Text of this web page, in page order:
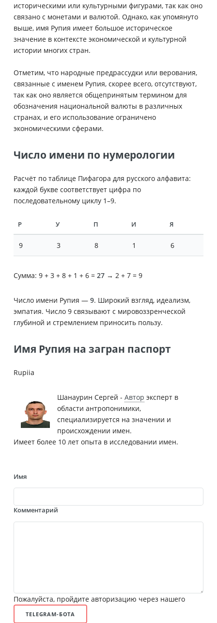
историческими или культурными фигурами, так как оно
связано с монетами и валютой. Однако, как упомянуто
выше, имя Рупия имеет большое историческое
значение в контексте экономической и культурной
истории многих стран.
Отметим, что народные предрассудки или верования,
связанные с именем Рупия, скорее всего, отсутствуют,
так как оно является общепринятым термином для
обозначения национальной валюты в различных
странах, и его использование ограничено
экономическими сферами.
Число имени по нумерологии
Расчёт по таблице Пифагора для русского алфавита:
каждой букве соответствует цифра по
последовательному циклу 1–9.
Р У П И Я
9 3 8 1 6
Сумма: 9 + 3 + 8 + 1 + 6 = 27 → 2 + 7 = 9
Число имени Рупия — 9. Широкий взгляд, идеализм,
эмпатия. Число 9 связывают с мировоззренческой
глубиной и стремлением приносить пользу.
Имя Рупия на загран паспорт
Rupiia
Шанаурин Сергей - Автор эксперт в
области антропонимики,
специализируется на значении и
происхождении имен.
Имеет более 10 лет опыта в исследовании имен.
Имя
Комментарий
Пожалуйста, пройдите авторизацию через нашего
TELEGRAM-БОТА